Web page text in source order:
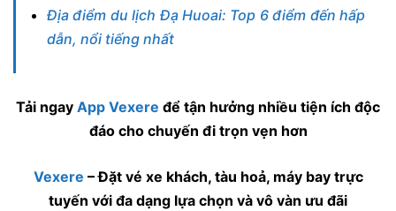
Địa điểm du lịch Đạ Huoai: Top 6 điểm đến hấp
dẫn, nổi tiếng nhất
Tải ngay App Vexere để tận hưởng nhiều tiện ích độc
đáo cho chuyến đi trọn vẹn hơn
Vexere – Đặt vé xe khách, tàu hoả, máy bay trực
tuyến với đa dạng lựa chọn và vô vàn ưu đãi